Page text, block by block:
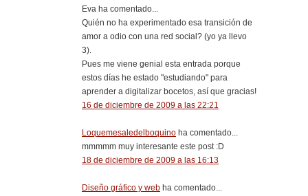
Eva ha comentado...
Quién no ha experimentado esa transición de
amor a odio con una red social? (yo ya llevo
3).
Pues me viene genial esta entrada porque
estos días he estado "estudiando" para
aprender a digitalizar bocetos, así que gracias!
16 de diciembre de 2009 a las 22:21
Loquemesaledelboquino ha comentado...
mmmmm muy interesante este post :D
18 de diciembre de 2009 a las 16:13
Diseño gráfico y web ha comentado...